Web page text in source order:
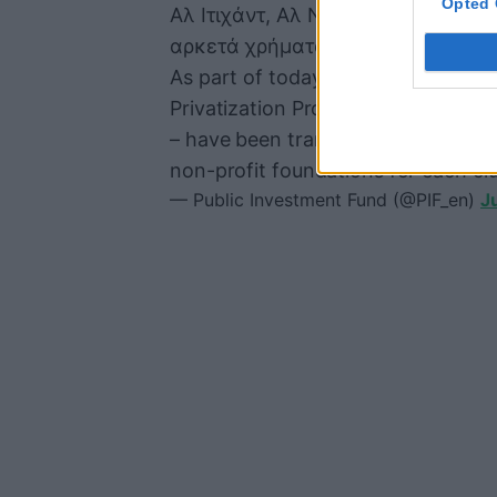
Αλ Ιτιχάντ, Αλ Νασρ, Αλ Αχλί και
αρκετά χρήματα για την
As part of today’s announcement
Privatization Project, four Saudi
– have been transformed into
non-profit foundations for each
— Public Investment Fund (@PIF_en)